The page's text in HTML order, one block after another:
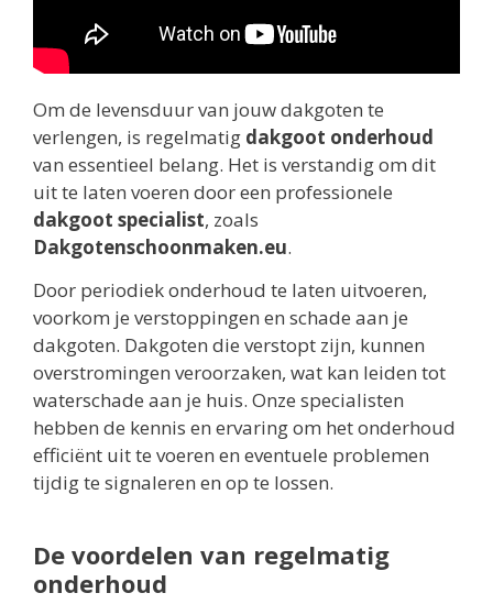
Om de levensduur van jouw dakgoten te
verlengen, is regelmatig dakgoot onderhoud
van essentieel belang. Het is verstandig om dit
uit te laten voeren door een professionele
dakgoot specialist, zoals
Dakgotenschoonmaken.eu.
Door periodiek onderhoud te laten uitvoeren,
voorkom je verstoppingen en schade aan je
dakgoten. Dakgoten die verstopt zijn, kunnen
overstromingen veroorzaken, wat kan leiden tot
waterschade aan je huis. Onze specialisten
hebben de kennis en ervaring om het onderhoud
efficiënt uit te voeren en eventuele problemen
tijdig te signaleren en op te lossen.
De voordelen van regelmatig
onderhoud